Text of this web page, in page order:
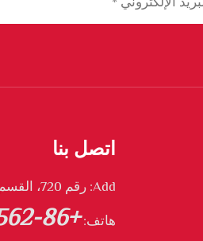
اتصل بنا
Add: رقم 720، القسم الشمالي من طريق تونغدو، تونغليng، آنهوي، الصين
هاتف: +86-562 2888539